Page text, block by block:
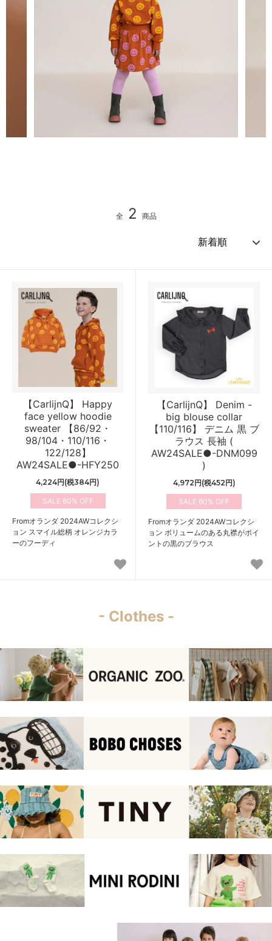
全 2 商品
【CarlijnQ】 Happy
face yellow hoodie
sweater 【86/92・
98/104・110/116・
122/128】
AW24SALE●-HFY250
4,224円(税384円)
60%
Fromオランダ 2024AWコレクシ
ョン スマイル総柄 オレンジカラ
ーのフーディ
【CarlijnQ】 Denim -
big blouse collar
【110/116】 デニム 黒 ブ
ラウス 長袖 (
AW24SALE●-DNM099
)
4,972円(税452円)
60%
Fromオランダ 2024AWコレクシ
ョン ボリュームのある丸襟がポイ
ントの黒のブラウス
- Clothes -